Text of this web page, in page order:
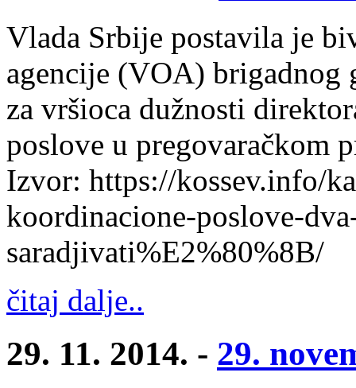
Vlada Srbije postavila je
agencije (VOA) brigadnog
za vršioca dužnosti
poslove u pregovaračkom
Izvor: https://kossev.info/
koordinacione-poslove-
saradjivati%E2%80%8B/
čitaj dalje..
29. 11. 2014. - 29.